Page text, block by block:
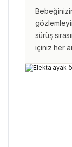
sürüş
içiniz her